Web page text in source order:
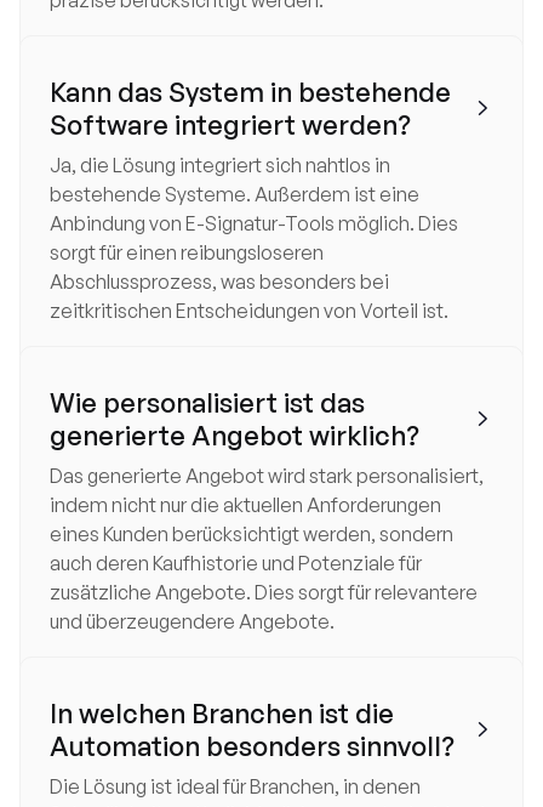
Kann das System in bestehende
Software integriert werden?

Ja, die Lösung integriert sich nahtlos in
bestehende Systeme. Außerdem ist eine
Anbindung von E-Signatur-Tools möglich. Dies
sorgt für einen reibungsloseren
Abschlussprozess, was besonders bei
zeitkritischen Entscheidungen von Vorteil ist.
Wie personalisiert ist das
generierte Angebot wirklich?

Das generierte Angebot wird stark personalisiert,
indem nicht nur die aktuellen Anforderungen
eines Kunden berücksichtigt werden, sondern
auch deren Kaufhistorie und Potenziale für
zusätzliche Angebote. Dies sorgt für relevantere
und überzeugendere Angebote.
In welchen Branchen ist die
Automation besonders sinnvoll?

Die Lösung ist ideal für Branchen, in denen